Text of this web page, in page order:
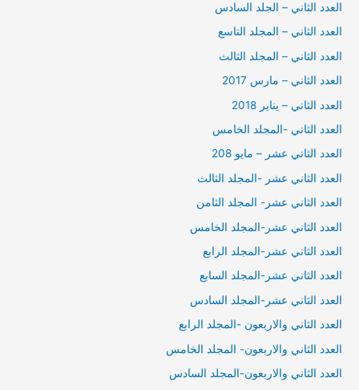
العدد الثاني – الجلد السادس
العدد الثاني – المجلد التاسع
العدد الثاني – المجلد الثالث
العدد الثاني – مارس 2017
العدد الثاني – يناير 2018
العدد الثاني -المجلد الخامس
العدد الثاني عشر – مايو 208
العدد الثاني عشر -المجلد الثالث
العدد الثاني عشر- المجلد الثامن
العدد الثاني عشر-المجلد الخامس
العدد الثاني عشر-المجلد الرابع
العدد الثاني عشر-المجلد السابع
العدد الثاني عشر-المجلد السادس
العدد الثاني والاربعون -المجلد الرابع
العدد الثاني والاربعون- المجلد الخامس
العدد الثاني والاربعون-المجلد السادس